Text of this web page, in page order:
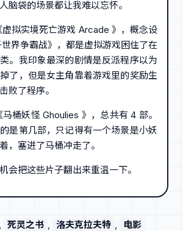
脑袋的场景都让我难以忘怀。
虚拟实境死亡游戏 Arcade 》，概念设
界争霸战》，都是虚拟游戏困住了在
。我印象最深的剧情是反派程序以为
了，但是女主角靠着游戏里的奖励生
败了程序。
桶妖怪 Ghoulies 》，总共有 4 部。
是第几部，只记得有一个场景是小妖
，塞进了马桶冲走了。
会把这些片子翻出来重温一下。
, 死灵之书 , 洛夫克拉夫特 , 电影